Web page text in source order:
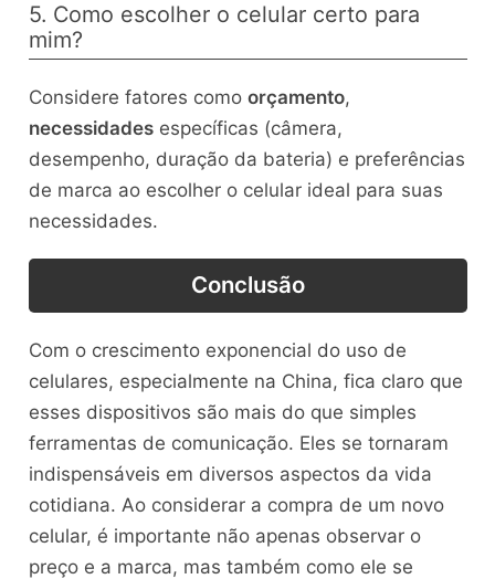
5. Como escolher o celular certo para
mim?
Considere fatores como orçamento,
necessidadesespecíficas (câmera,
desempenho, duração da bateria) e preferências
de marca ao escolher o celular ideal para suas
necessidades.
Conclusão
Com o crescimento exponencial do uso de
celulares, especialmente na China, fica claro que
esses dispositivos são mais do que simples
ferramentas de comunicação. Eles se tornaram
indispensáveis em diversos aspectos da vida
cotidiana. Ao considerar a compra de um novo
celular, é importante não apenas observar o
preço e a marca, mas também como ele se